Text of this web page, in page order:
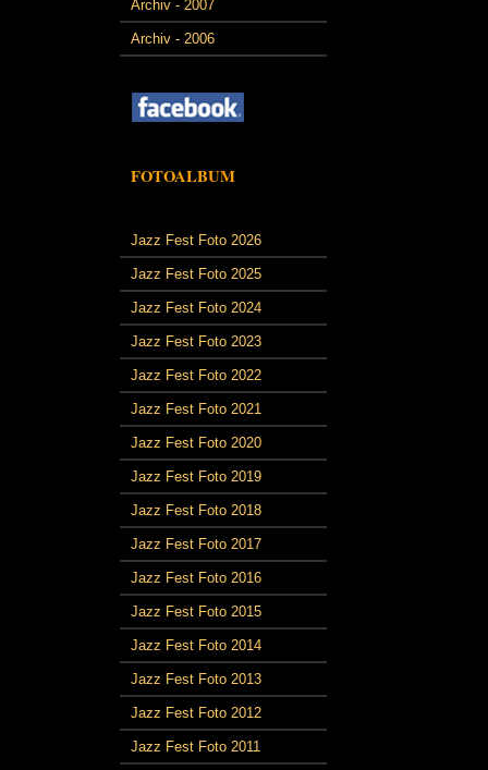
Archiv - 2007
Archiv - 2006
FOTOALBUM
Jazz Fest Foto 2026
Jazz Fest Foto 2025
Jazz Fest Foto 2024
Jazz Fest Foto 2023
Jazz Fest Foto 2022
Jazz Fest Foto 2021
Jazz Fest Foto 2020
Jazz Fest Foto 2019
Jazz Fest Foto 2018
Jazz Fest Foto 2017
Jazz Fest Foto 2016
Jazz Fest Foto 2015
Jazz Fest Foto 2014
Jazz Fest Foto 2013
Jazz Fest Foto 2012
Jazz Fest Foto 2011